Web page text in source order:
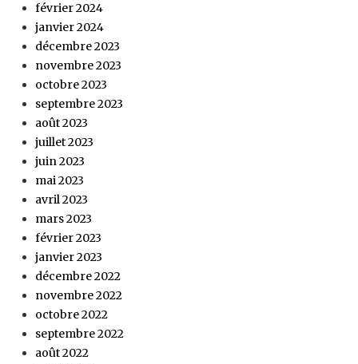
février 2024
janvier 2024
décembre 2023
novembre 2023
octobre 2023
septembre 2023
août 2023
juillet 2023
juin 2023
mai 2023
avril 2023
mars 2023
février 2023
janvier 2023
décembre 2022
novembre 2022
octobre 2022
septembre 2022
août 2022